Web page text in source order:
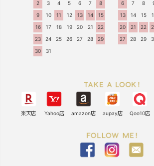
2
3 4 5 6 7
8
9
10 11 12 13 14
15
16
17 18 19 20 21
22
23
24 25 26 27 28
29
30
31
6
7 8
13
14 15
20
21 22
27
28 29
楽天店 Yahoo店 amazon店 aupay店 Qoo10店